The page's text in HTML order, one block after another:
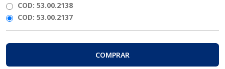
COD: 53.00.2138
COD: 53.00.2137
COMPRAR